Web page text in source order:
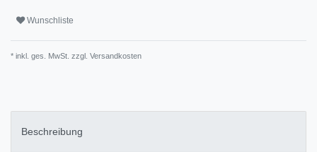
Wunschliste
* inkl. ges. MwSt. zzgl. Versandkosten
Beschreibung